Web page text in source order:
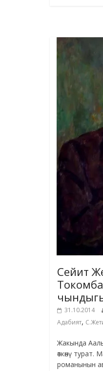
Сейит
31.10.2014
Адабият,
Жакында
өткөнү
романынын